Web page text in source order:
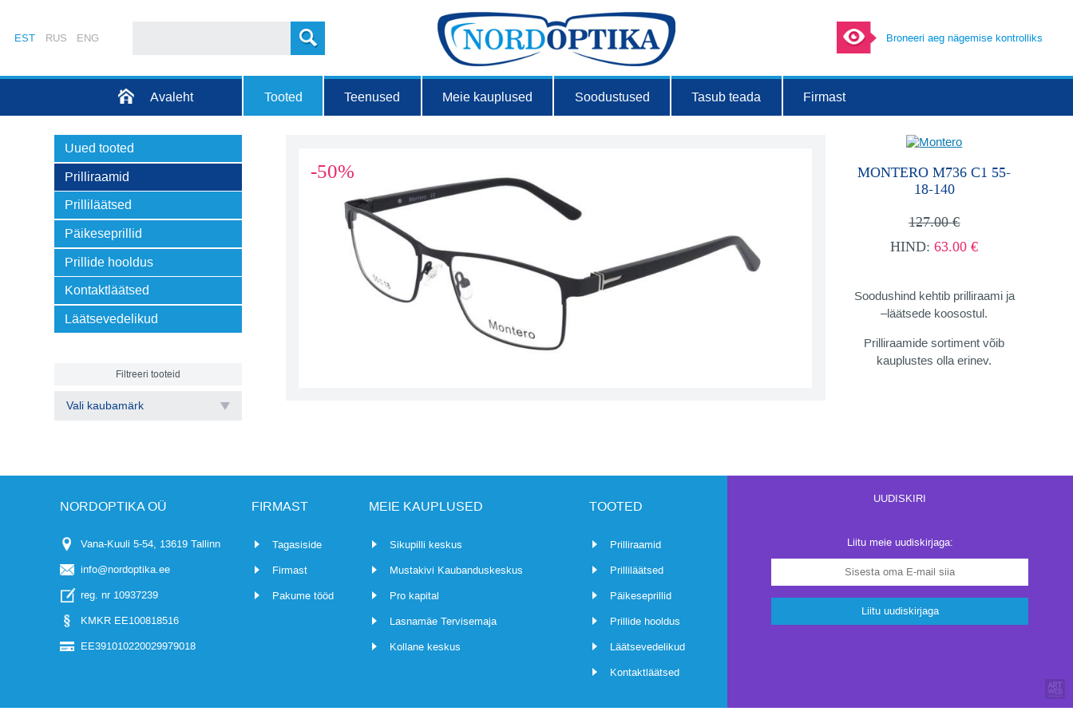
EST RUS ENG Broneeri aeg nägemise kontrolliks
Avaleht Tooted Teenused Meie kauplused Soodustused Tasub teada Firmast
Uued tooted
Prilliraamid
Prilliläätsed
Päikeseprillid
Prillide hooldus
Kontaktläätsed
Läätsevedelikud
Filtreeri tooteid
Vali kaubamärk
-50%
MONTERO M736 C1 55-
18-140
127.00 €
HIND:63.00 €
Soodushind kehtib prilliraami ja
–läätsede koosostul.
Prilliraamide sortiment võib
kauplustes olla erinev.
NORDOPTIKA OÜ
Vana-Kuuli 5-54, 13619 Tallinn
info@nordoptika.ee
reg. nr 10937239
KMKR EE100818516
EE391010220029979018
FIRMAST
Tagasiside
Firmast
Pakume tööd
MEIE KAUPLUSED
Sikupilli keskus
Mustakivi Kaubanduskeskus
Pro kapital
Lasnamäe Tervisemaja
Kollane keskus
TOOTED
Prilliraamid
Prilliläätsed
Päikeseprillid
Prillide hooldus
Läätsevedelikud
Kontaktläätsed
UUDISKIRI
Liitu meie uudiskirjaga:
Liitu uudiskirjaga